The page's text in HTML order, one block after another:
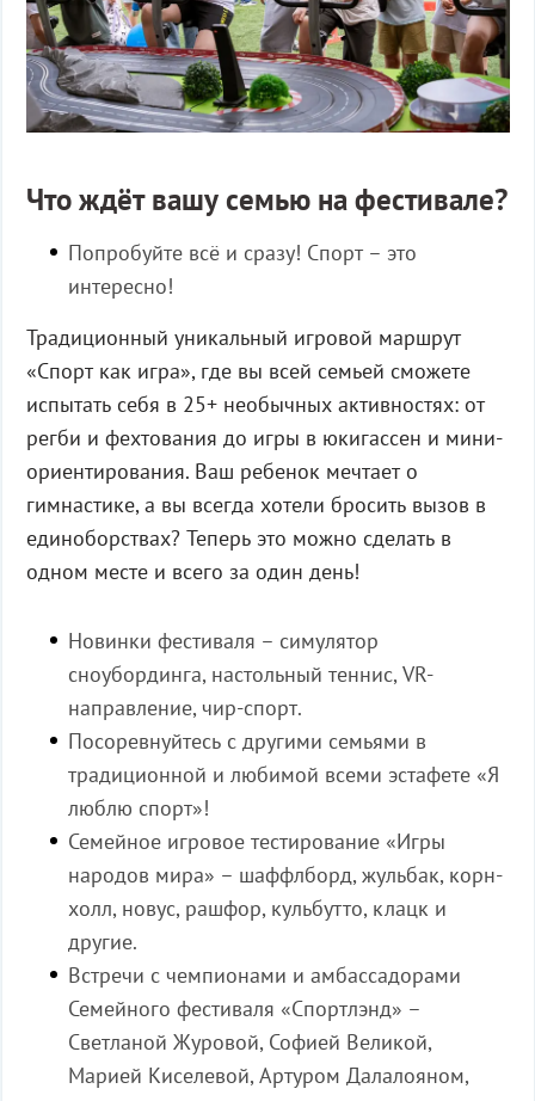
Что ждёт вашу семью на фестивале?
Попробуйте всё и сразу! Спорт – это
интересно!
Традиционный уникальный игровой маршрут
«Спорт как игра», где вы всей семьей сможете
испытать себя в 25+ необычных активностях: от
регби и фехтования до игры в юкигассен и мини-
ориентирования. Ваш ребенок мечтает о
гимнастике, а вы всегда хотели бросить вызов в
единоборствах? Теперь это можно сделать в
одном месте и всего за один день!
Новинки фестиваля – симулятор
сноубординга, настольный теннис, VR-
направление, чир-спорт.
Посоревнуйтесь с другими семьями в
традиционной и любимой всеми эстафете «Я
люблю спорт»!
Семейное игровое тестирование «Игры
народов мира» – шаффлборд, жульбак, корн-
холл, новус, рашфор, кульбутто, клацк и
другие.
Встречи с чемпионами и амбассадорами
Семейного фестиваля «Спортлэнд» –
Светланой Журовой, Софией Великой,
Марией Киселевой, Артуром Далалояном,